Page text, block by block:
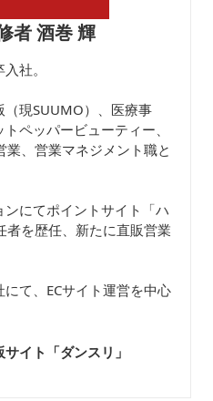
者 酒巻 輝
社。
現SUUMO）、医療事
ペッパービューティー、
業、営業マネジメント職と
にてポイントサイト「ハ
者を歴任、新たに直販営業
て、ECサイト運営を中心
イト「ダンスリ 」